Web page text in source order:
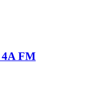
4A FM